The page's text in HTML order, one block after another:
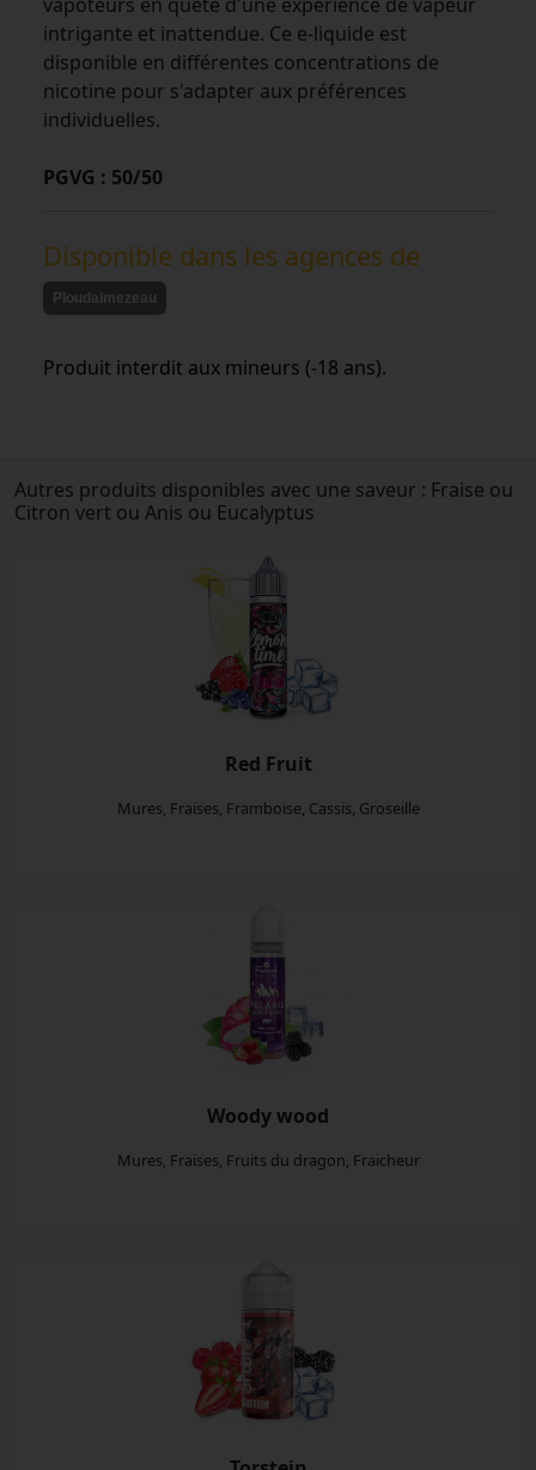
intrigante et inattendue. Ce e-liquide est
disponible en différentes concentrations de
nicotine pour s'adapter aux préférences
individuelles.
PGVG : 50/50
Disponible dans les agences de
Ploudalmezeau
Produit interdit aux mineurs (-18 ans).
Autres produits disponibles avec une saveur : Fraise ou
Citron vert ou Anis ou Eucalyptus
Red Fruit
Mures, Fraises, Framboise, Cassis, Groseille
Woody wood
Mures, Fraises, Fruits du dragon, Fraicheur